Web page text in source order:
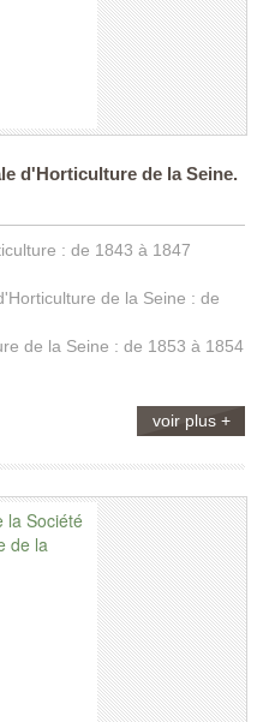
d'Horticulture de la Seine.
: de 1843 à 1847
de la Seine : de
de la Seine : de 1853 à 1854
voir plus +